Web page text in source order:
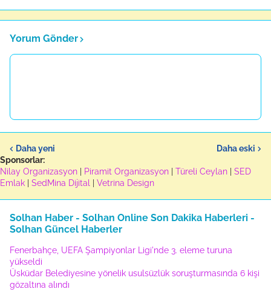
Yorum Gönder
Daha yeni
Daha eski
Sponsorlar:
Nilay Organizasyon
Piramit Organizasyon Türeli Ceylan
SED
Emlak
SedMina Dijital Vetrina Design
Solhan Haber - Solhan Online Son Dakika Haberleri -
Solhan Güncel Haberler
Fenerbahçe, UEFA Şampiyonlar Ligi'nde 3. eleme turuna
yükseldi
Üsküdar Belediyesine yönelik usulsüzlük soruşturmasında 6 kişi
gözaltına alındı